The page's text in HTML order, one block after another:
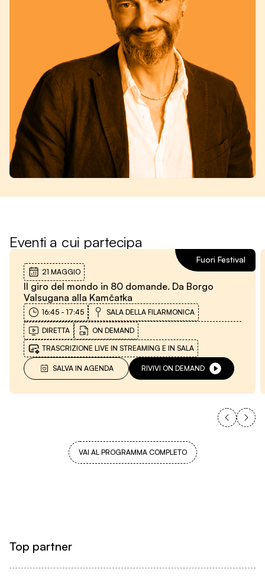
Eventi a cui partecipa
21 MAGGIO
Il giro del mondo in 80 domande. Da Borgo
Valsugana alla Kamčatka
Fuori Festival
16:45 - 17:45 SALA DELLA FILARMONICA
DIRETTA
ON DEMAND
TRASCRIZIONE LIVE IN STREAMING E IN SALA
SALVA IN AGENDA RIVIVI ON DEMAND
VAI AL PROGRAMMA COMPLETO
Top partner